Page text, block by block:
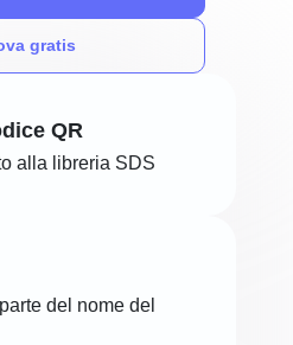
gratis
QR
alla libreria SDS
del nome del